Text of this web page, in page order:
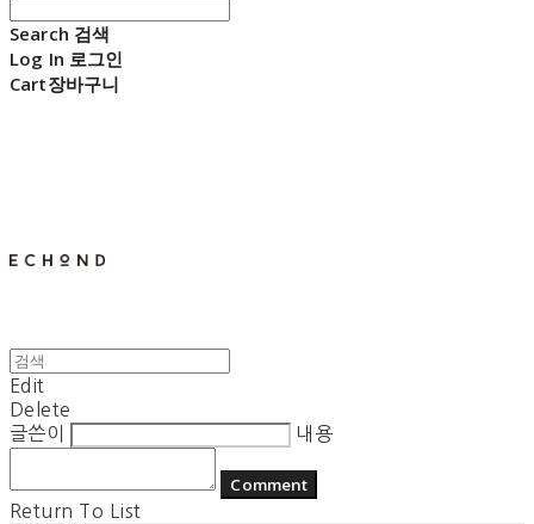
Search 검색
Log In 로그인
Cart장바구니
Edit
Delete
글쓴이
내용
Comment
Return To List